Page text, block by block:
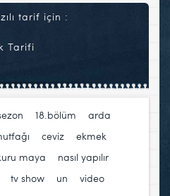
tarif için :
Tarifi
18.bölüm
arda
ceviz ekmek
maya nasıl yapılır
tv show un video